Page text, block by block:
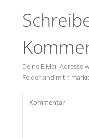
Deine E-Mail-Adresse
Felder sind mit *